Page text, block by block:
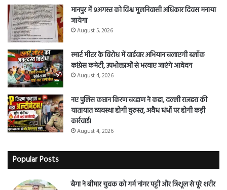
मानपुर में 9अगस्त को विश्व मूलनिवासी अधिकार दिवस मनाया
जायेगा
August 5, 2026
स्मार्ट मीटर के विरोध में वार्डवार अभियान चलाएगी ब्लॉक
कांग्रेस कमेटी, उपभोक्ताओं से भरवाए जाएंगे आवेदन
August 4, 2026
नए पुलिस कप्तान किरण चव्हाण ने कहा, दल्ली राजहरा की
यातायात व्यवस्था होगी दुरुस्त, अवैध धंधों पर होगी कड़ी
कार्रवाई।
August 4, 2026
Popular Posts
बैगा ने बीमार युवक को गर्म नांगर पट्टी और त्रिशूल से पूरे शरीर